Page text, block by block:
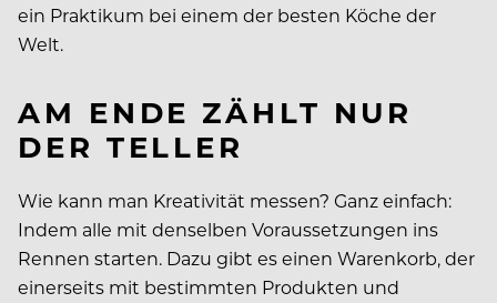
ein Praktikum bei einem der besten Köche der
Welt.
AM ENDE ZÄHLT NUR
DER TELLER
Wie kann man Kreativität messen? Ganz einfach:
Indem alle mit denselben Voraussetzungen ins
Rennen starten. Dazu gibt es einen Warenkorb, der
einerseits mit bestimmten Produkten und